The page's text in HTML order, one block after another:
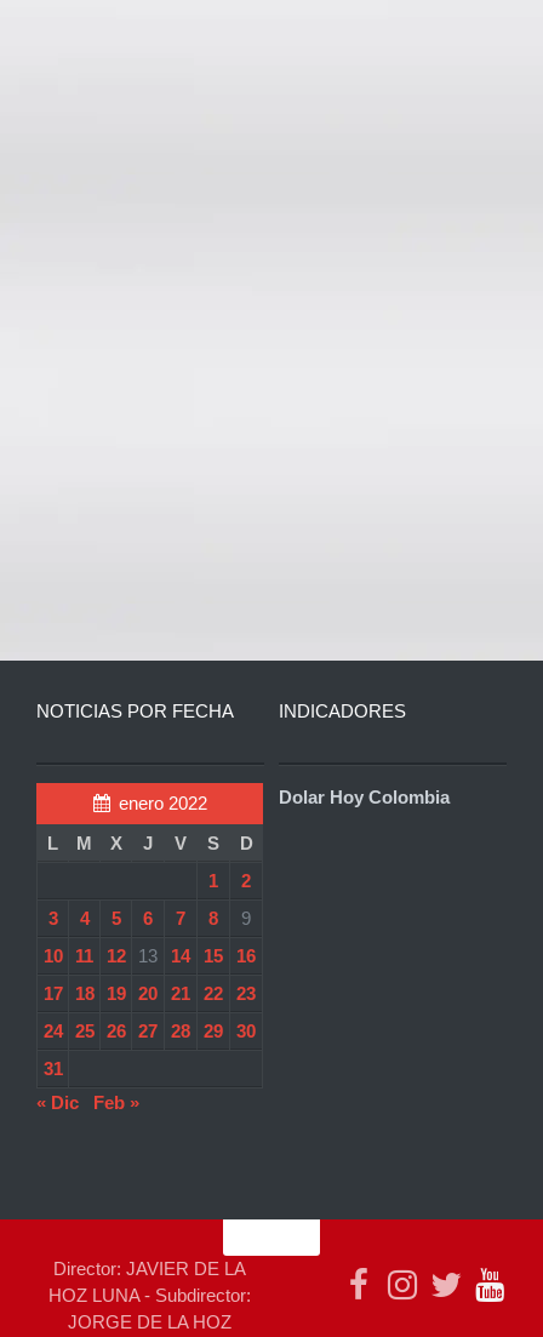
NOTICIAS POR FECHA
enero 2022
L
M X J V S
D
1
2
3
4 5 6 7 8
9
10
11 12 13 14 15
16
17
18 19 20 21 22
23
24
25 26 27 28 29
30
31
« Dic
Feb »
INDICADORES
Dolar Hoy Colombia
Director: JAVIER DE LA
HOZ LUNA - Subdirector:
JORGE DE LA HOZ